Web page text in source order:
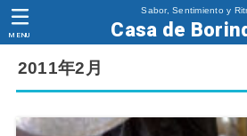
Sabor, Sentimiento y
Casa de
MENU
2011年2月